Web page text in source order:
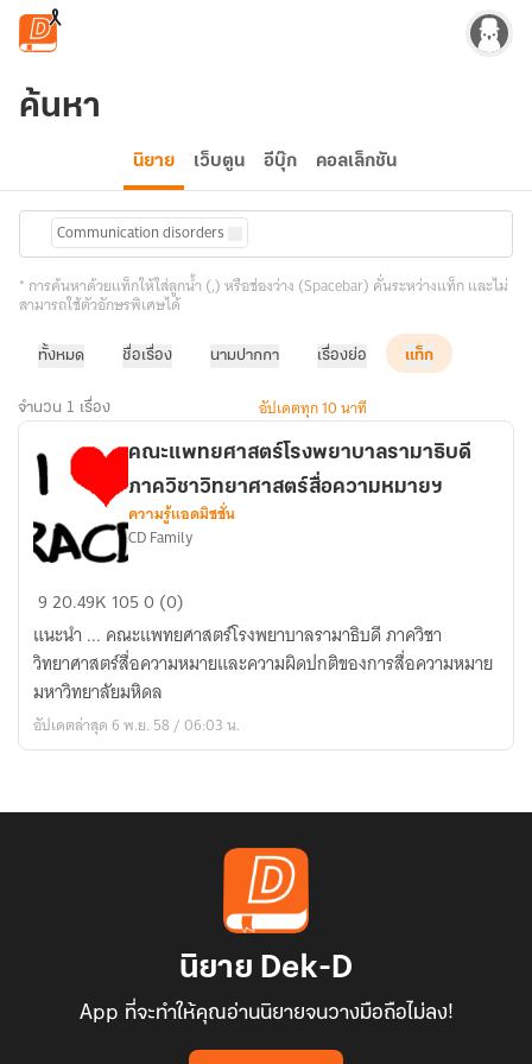
ข้ามไปยังเนื้อหาหลัก
ค้นหา
นิยาย เว็บตูน อีบุ๊ก คอลเล็กชัน
Communication disorders
* การค้นหาด้วยแท็กให้ใส่ลูกน้ำ (,) หรือช่องว่าง (Spacebar) คั่นระหว่างแท็ก และไม่
สามารถใช้ตัวอักษรพิเศษได้
ทั้งหมด ชื่อเรื่อง นามปากกา เรื่องย่อ แท็ก
จำนวน 1 เรื่อง อัปเดตทุก 10 นาที
คณะ
แพทยศาสตร์
โรง
พยาบาล
รามาธิบดี
ภาค
สื่อ
คณะแพทยศาสตร์โรงพยาบาลรามาธิบดี
ภาควิชาวิทยาศาสตร์สื่อความหมายฯ
ความรู้แอดมิชชั่น
CD Family
920.49K 1050 (0)
แนะนำ ... คณะแพทยศาสตร์โรงพยาบาลรามาธิบดี ภาควิชา
วิทยาศาสตร์สื่อความหมายและความผิดปกติของการสื่อความหมาย
มหาวิทยาลัยมหิดล
อัปเดตล่าสุด 6 พ.ย. 58 / 06:03 น.
นิยาย Dek-D
App ที่จะทำให้คุณอ่านนิยายจนวางมือถือไม่ลง!